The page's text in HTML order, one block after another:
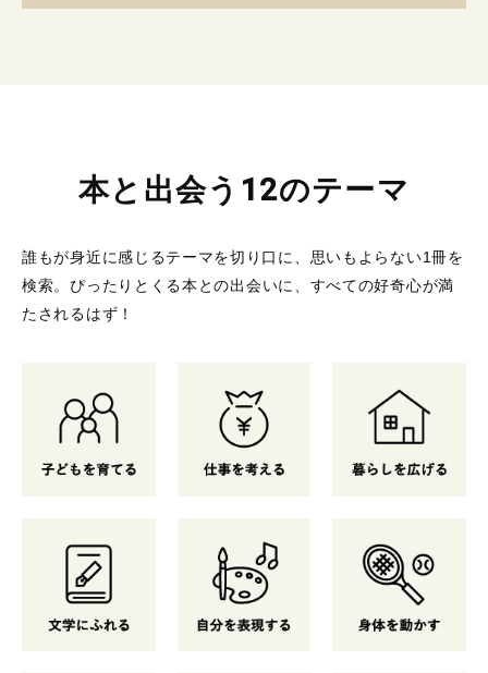
本と出会う12のテーマ
誰もが身近に感じるテーマを切り口に、思いもよらない1冊を
検索。 ぴったりとくる本との出会いに、すべての好奇心が満
たされるはず！